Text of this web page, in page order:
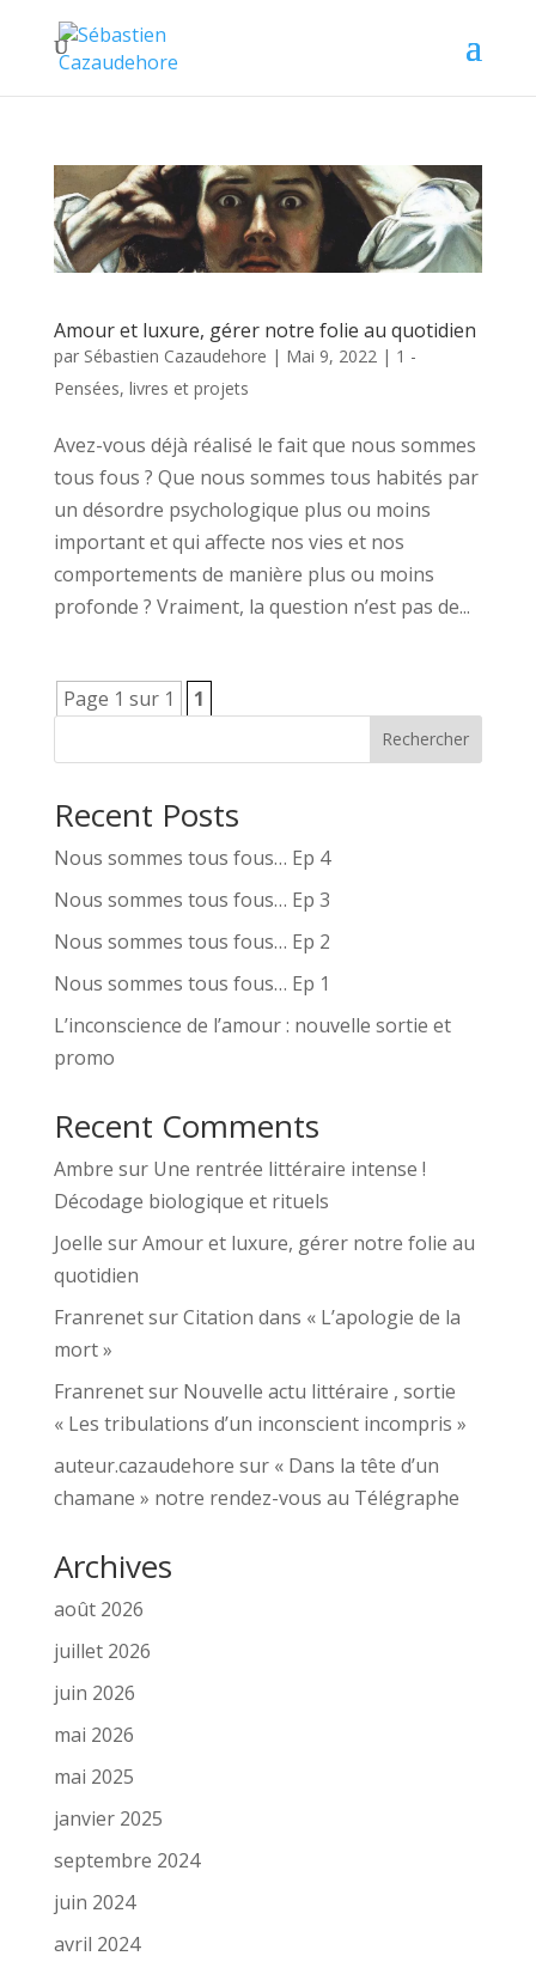
Amour et luxure, gérer notre folie au quotidien
par Sébastien Cazaudehore | Mai 9, 2022 | 1 -
Pensées, livres et projets
Avez-vous déjà réalisé le fait que nous sommes
tous fous ? Que nous sommes tous habités par
un désordre psychologique plus ou moins
important et qui affecte nos vies et nos
comportements de manière plus ou moins
profonde ? Vraiment, la question n’est pas de...
Page 1 sur 1 1
Rechercher
Recent Posts
Nous sommes tous fous… Ep 4
Nous sommes tous fous… Ep 3
Nous sommes tous fous… Ep 2
Nous sommes tous fous… Ep 1
L’inconscience de l’amour : nouvelle sortie et
promo
Recent Comments
Ambre sur Une rentrée littéraire intense !
Décodage biologique et rituels
Joelle surAmour et luxure, gérer notre folie au
quotidien
FranrenetsurCitation dans « L’apologie de la
mort »
Franrenetsur Nouvelle actu littéraire , sortie
« Les tribulations d’un inconscient incompris »
auteur.cazaudehore sur « Dans la tête d’un
chamane » notre rendez-vous au Télégraphe
Archives
août 2026
juillet 2026
juin 2026
mai 2026
mai 2025
janvier 2025
septembre 2024
juin 2024
avril 2024